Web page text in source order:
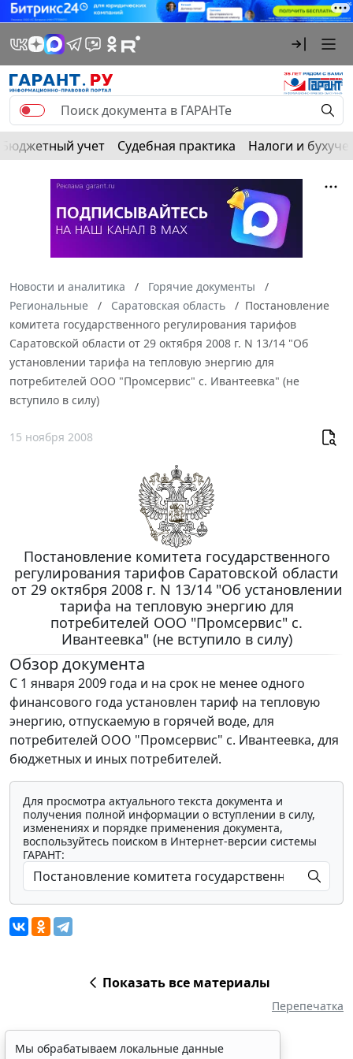
Бюджетный учет Судебная практика Налоги и
Новости и аналитика
Горячие документы
Региональные
Саратовская область
Постановление
комитета государственного регулирования тарифов
Саратовской области от 29 октября 2008 г. N 13/14 "Об
установлении тарифа на тепловую энергию для
потребителей ООО "Промсервис" с. Ивантеевка" (не
вступило в силу)
15 ноября 2008
Постановление комитета государственного
регулирования тарифов Саратовской области
от 29 октября 2008 г. N 13/14 "Об установлении
тарифа на тепловую энергию для
потребителей ООО "Промсервис" с.
Ивантеевка" (не вступило в силу)
Обзор документа
С 1 января 2009 года и на срок не менее одного
финансового года установлен тариф на тепловую
энергию, отпускаемую в горячей воде, для
потребителей ООО "Промсервис" с. Ивантеевка, для
бюджетных и иных потребителей.
Для просмотра актуального текста документа и
получения полной информации о вступлении в силу,
изменениях и порядке применения документа,
воспользуйтесь поиском в Интернет-версии системы
ГАРАНТ:
Показать все материалы
Перепечатка
Мы обрабатываем локальные данные